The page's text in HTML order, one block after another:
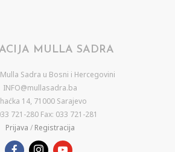
MULLA SADRA
Sadra u Bosni i Hercegovini
INFO@mullasadra.ba
14, 71000 Sarajevo
721-280 Fax: 033 721-281
Prijava / Registracija